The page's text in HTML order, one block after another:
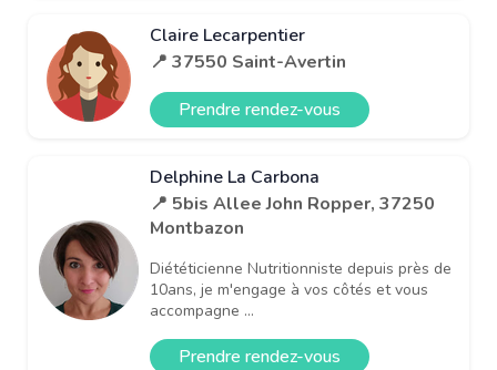
Claire Lecarpentier
📍 37550 Saint-Avertin
Prendre rendez-vous
Delphine La Carbona
📍 5bis Allee John Ropper, 37250
Montbazon
Diététicienne Nutritionniste depuis près de
10ans, je m'engage à vos côtés et vous
accompagne ...
Prendre rendez-vous